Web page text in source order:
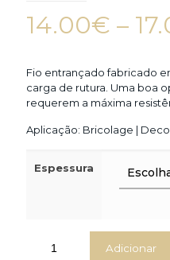
14.00€ –
Fio entrançado fabricado
carga de rutura. Uma boa
requerem a máxima
Aplicação: Bricolage |
Espessura
Adicionar